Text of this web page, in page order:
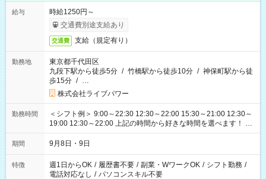
給与
時給1250円～
交通費別途支給あり
交通費 支給（規定有り）
勤務地
東京都千代田区
九段下駅から徒歩5分 / 竹橋駅から徒歩10分 / 神保町駅から徒
歩15分 / …
株式会社ライブパワー
勤務時間
＜シフト例＞ 9:00～22:30 12:30～22:00 15:30～21:00 12:30～
19:00 12:30～22:00 上記の時間から好きな時間を選べます！ ※
時間は変更となる可能性があります
期間 9月8日・9日
特徴 週1日からOK / 履歴書不要 / 副業・WワークOK / シフト勤務 /
電話対応なし / パソコンスキル不要